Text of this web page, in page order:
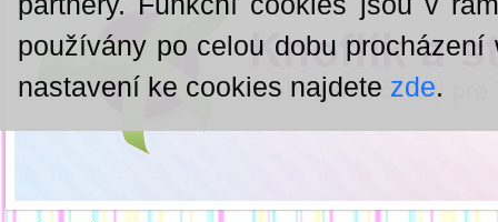
používány po celou dobu
nastavení ke cookies najdete zde.